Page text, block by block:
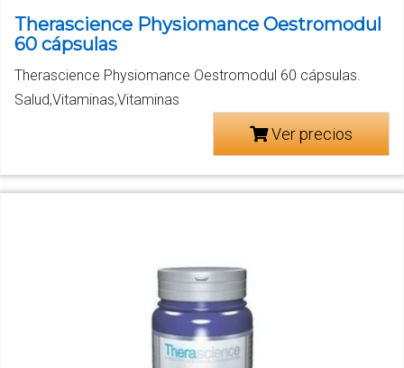
Therascience Physiomance Oestromodul
60 cápsulas
Therascience Physiomance Oestromodul 60 cápsulas.
Salud,Vitaminas,Vitaminas
Ver precios